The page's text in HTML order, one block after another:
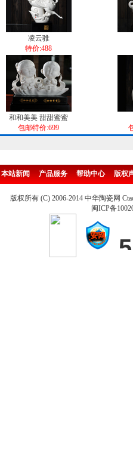
凌云骓
特价:488
和和美美 甜甜蜜蜜
包邮特价:699
本站新闻 产品服务 帮助中心 版权
版权所有 (C) 2006-2014 中华陶瓷网
闽ICP备